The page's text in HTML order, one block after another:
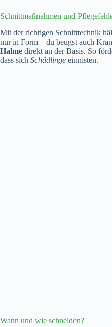
Schnittmaßnahmen und
Mit der richtigen Schnitttechnik
nur in Form – du beugst auch
Halme direkt an der Basis. So
dass sich Schädlinge einnisten.
Wann und wie schneiden?